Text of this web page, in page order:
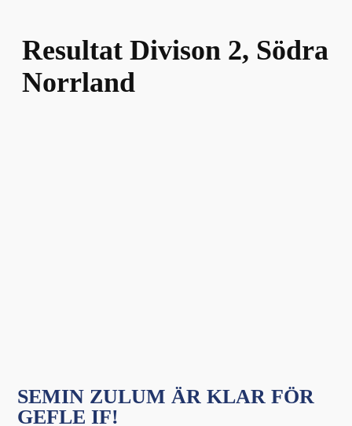
Resultat Divison 2, Södra
Norrland
SEMIN ZULUM ÄR KLAR FÖR
GEFLE IF!